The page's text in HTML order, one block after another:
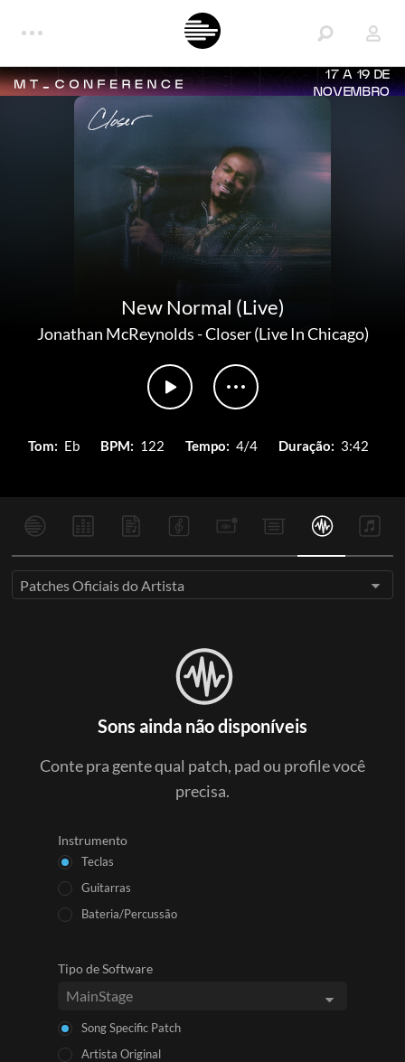
17 A 19 DE
NOVEMBRO
New Normal (Live)
Jonathan McReynolds-Closer (Live In Chicago)
Tom: Eb BPM: 122 Tempo: 4/4 Duração: 3:42
Patches Oficiais do Artista
Sons ainda não disponíveis
Conte pra gente qual patch, pad ou profile você
precisa.
Instrumento
Teclas
Guitarras
Bateria/Percussão
Tipo de Software
Song Specific Patch
Artista Original